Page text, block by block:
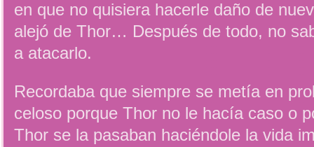
en que no quisiera hacerle daño de
alejó de Thor… Después de todo, no
a atacarlo.
Recordaba que siempre se metía en
celoso porque Thor no le hacía caso o
Thor se la pasaban haciéndole la vida